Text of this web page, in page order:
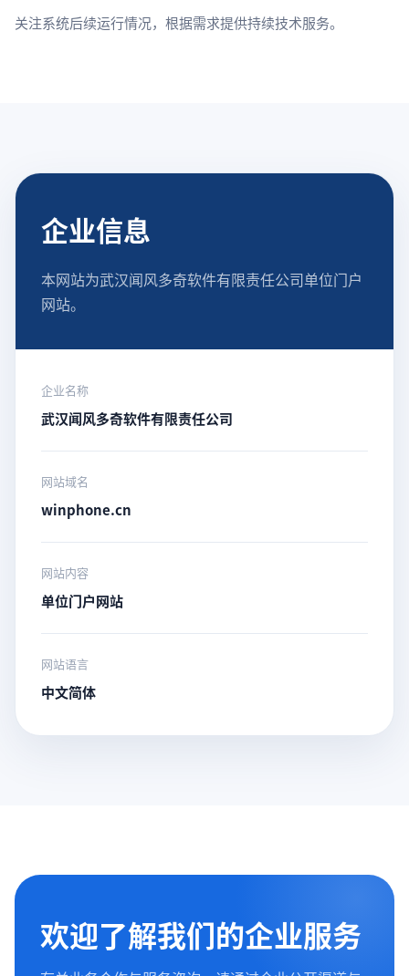
关注系统后续运行情况，根据需求提供持续技术服务。
企业信息
本网站为武汉闻风多奇软件有限责任公司单位门户
网站。
企业名称
武汉闻风多奇软件有限责任公司
网站域名
winphone.cn
网站内容
单位门户网站
网站语言
中文简体
欢迎了解我们的企业服务